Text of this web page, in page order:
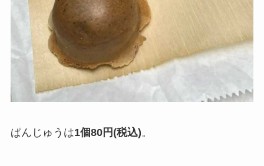
ぱんじゅうは1個80円(税込)。